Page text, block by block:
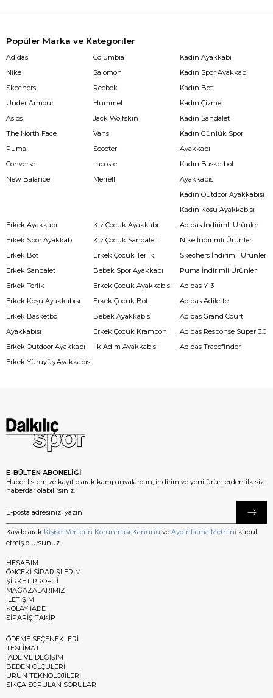
Popüler Marka ve Kategoriler
Adidas
Nike
Skechers
Under Armour
Asics
The North Face
Puma
Converse
New Balance
Columbia
Salomon
Reebok
Hummel
Jack Wolfskin
Vans
Scooter
Lacoste
Merrell
Kadın Ayakkabı
Kadın Spor Ayakkabı
Kadın Bot
Kadın Çizme
Kadın Sandalet
Kadın Günlük Spor
Ayakkabı
Kadın Basketbol
Ayakkabısı
Kadın Outdoor Ayakkabısı
Kadın Koşu Ayakkabısı
Erkek Ayakkabı
Erkek Spor Ayakkabı
Erkek Bot
Erkek Sandalet
Erkek Terlik
Erkek Koşu Ayakkabısı
Erkek Basketbol
Ayakkabısı
Erkek Outdoor Ayakkabı
Erkek Yürüyüş Ayakkabısı
Kız Çocuk Ayakkabı
Kız Çocuk Sandalet
Erkek Çocuk Terlik
Bebek Spor Ayakkabı
Erkek Çocuk Ayakkabısı
Erkek Çocuk Bot
Bebek Ayakkabısı
Erkek Çocuk Krampon
İlk Adım Ayakkabısı
Adidas İndirimli Ürünler
Nike İndirimli Ürünler
Skechers İndirimli Ürünler
Puma İndirimli Ürünler
Adidas Y-3
Adidas Adilette
Adidas Grand Court
Adidas Response Super 3.0
Adidas Tracefinder
E-BÜLTEN ABONELİĞİ
Haber listemize kayıt olarak kampanyalardan, indirim ve yeni ürünlerden ilk siz
haberdar olabilirsiniz.
Kaydolarak Kişisel Verilerin Korunması Kanunu ve Aydınlatma Metnini kabul
etmiş olursunuz.
HESABIM
ÖNCEKİ SİPARİŞLERİM
ŞİRKET PROFİLİ
MAĞAZALARIMIZ
İLETİŞİM
KOLAY İADE
SİPARİŞ TAKİP
ÖDEME SEÇENEKLERİ
TESLİMAT
İADE VE DEĞİŞİM
BEDEN ÖLÇÜLERİ
ÜRÜN TEKNOLOJİLERİ
SIKÇA SORULAN SORULAR